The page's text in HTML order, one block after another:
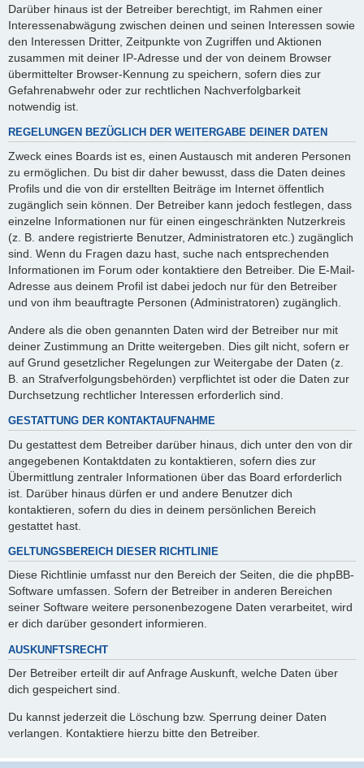
Darüber hinaus ist der Betreiber berechtigt, im Rahmen einer
Interessenabwägung zwischen deinen und seinen Interessen sowie
den Interessen Dritter, Zeitpunkte von Zugriffen und Aktionen
zusammen mit deiner IP-Adresse und der von deinem Browser
übermittelter Browser-Kennung zu speichern, sofern dies zur
Gefahrenabwehr oder zur rechtlichen Nachverfolgbarkeit
notwendig ist.
REGELUNGEN BEZÜGLICH DER WEITERGABE DEINER DATEN
Zweck eines Boards ist es, einen Austausch mit anderen Personen
zu ermöglichen. Du bist dir daher bewusst, dass die Daten deines
Profils und die von dir erstellten Beiträge im Internet öffentlich
zugänglich sein können. Der Betreiber kann jedoch festlegen, dass
einzelne Informationen nur für einen eingeschränkten Nutzerkreis
(z. B. andere registrierte Benutzer, Administratoren etc.) zugänglich
sind. Wenn du Fragen dazu hast, suche nach entsprechenden
Informationen im Forum oder kontaktiere den Betreiber. Die E-Mail-
Adresse aus deinem Profil ist dabei jedoch nur für den Betreiber
und von ihm beauftragte Personen (Administratoren) zugänglich.
Andere als die oben genannten Daten wird der Betreiber nur mit
deiner Zustimmung an Dritte weitergeben. Dies gilt nicht, sofern er
auf Grund gesetzlicher Regelungen zur Weitergabe der Daten (z.
B. an Strafverfolgungsbehörden) verpflichtet ist oder die Daten zur
Durchsetzung rechtlicher Interessen erforderlich sind.
GESTATTUNG DER KONTAKTAUFNAHME
Du gestattest dem Betreiber darüber hinaus, dich unter den von dir
angegebenen Kontaktdaten zu kontaktieren, sofern dies zur
Übermittlung zentraler Informationen über das Board erforderlich
ist. Darüber hinaus dürfen er und andere Benutzer dich
kontaktieren, sofern du dies in deinem persönlichen Bereich
gestattet hast.
GELTUNGSBEREICH DIESER RICHTLINIE
Diese Richtlinie umfasst nur den Bereich der Seiten, die die phpBB-
Software umfassen. Sofern der Betreiber in anderen Bereichen
seiner Software weitere personenbezogene Daten verarbeitet, wird
er dich darüber gesondert informieren.
AUSKUNFTSRECHT
Der Betreiber erteilt dir auf Anfrage Auskunft, welche Daten über
dich gespeichert sind.
Du kannst jederzeit die Löschung bzw. Sperrung deiner Daten
verlangen. Kontaktiere hierzu bitte den Betreiber.